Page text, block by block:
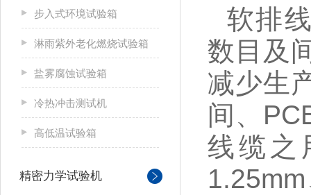
步入式环境试验箱
淋雨紫外老化燃烧试验箱
盐雾腐蚀试验箱
冷热冲击测试机
高低温试验箱
精密力学试验机
软排
数目及
减少生
间、
线缆之